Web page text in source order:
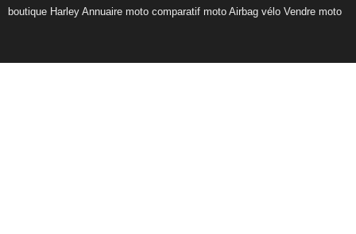
boutique Harley Annuaire moto comparatif moto Airbag vélo Vendre moto